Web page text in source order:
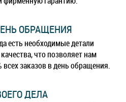
ОБРАЩЕНИЯ
есть необходимые детали
что позволяет нам
заказов в день обращения.
ДЕЛА